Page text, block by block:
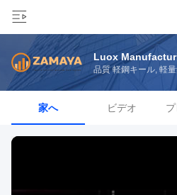
Luox
品質 軽鋼キール, 軽
家へ ビデオ